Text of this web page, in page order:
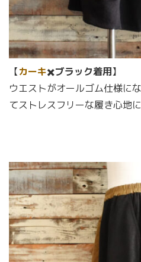
【カーキ✖️ブラック着用】
ウエストがオールゴム仕様に
てストレスフリーな履き心地